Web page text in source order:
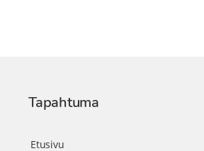
Tapahtuma
Etusivu